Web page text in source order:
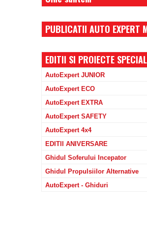
PUBLICATII AUTO EXPERT
EDITII SI PROIECTE
AutoExpert JUNIOR
AutoExpert ECO
AutoExpert EXTRA
AutoExpert SAFETY
AutoExpert 4x4
EDITII ANIVERSARE
Ghidul Soferului Incepator
Ghidul Propulsiilor Alternative
AutoExpert - Ghiduri